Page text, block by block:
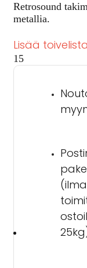
Retrosound
metallia.
Lisää
15